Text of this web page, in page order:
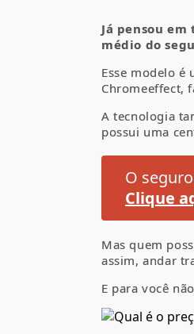
Já pensou
médio do
Esse modelo
Chromeeffect,
A tecnologia
possui uma
O
Clique
Mas quem
assim, andar
E para você